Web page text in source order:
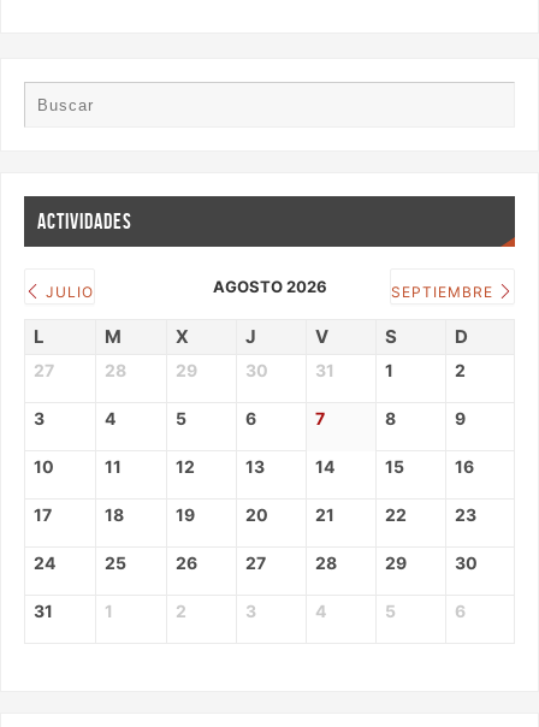
ACTIVIDADES
JULIO AGOSTO 2026 SEPTIEMBRE
L M X J V S D
27 28 29 30 31 1 2
3 4 5 6 7 8 9
10 11 12 13 14 15 16
17 18 19 20 21 22 23
24 25 26 27 28 29 30
31 1 2 3 4 5 6